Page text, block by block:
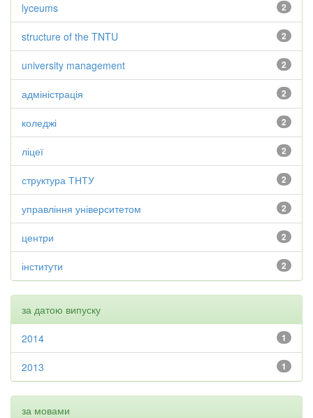
2
lyceums
2
structure of the TNTU
2
university management
2
адміністрація
2
коледжі
2
ліцеї
2
структура ТНТУ
2
управління університетом
2
центри
2
інститути
за датою випуску
1
2014
1
2013
за мовами